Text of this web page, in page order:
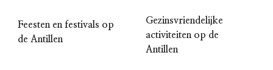
Feesten en festivals op
de Antillen
Gezinsvriendelijke
activiteiten op de
Antillen